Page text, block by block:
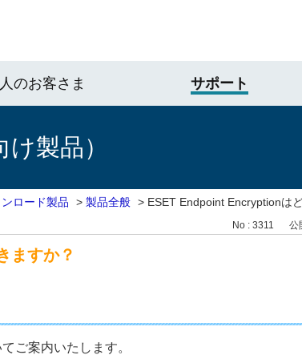
のお客さま サポート
製品）
ロード製品 > 製品全般 > ESET Endpoint Encryptionは
No : 3311 公
ますか？
ご案内いたします。